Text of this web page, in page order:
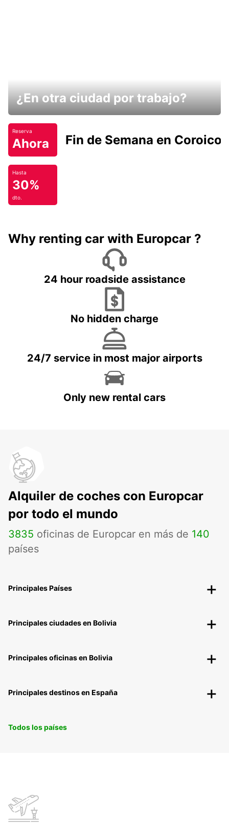
¿En otra ciudad por trabajo?
Reserva
Ahora Fin de Semana en Coroico.
Hasta
30%
dto.
Why renting car with Europcar ?
24 hour roadside assistance
No hidden charge
24/7 service in most major airports
Only new rental cars
Alquiler de coches con Europcar
por todo el mundo
3835 oficinas de Europcar en más de 140
países
Principales Países
Principales ciudades en Bolivia
Principales oficinas en Bolivia
Principales destinos en España
Todos los países